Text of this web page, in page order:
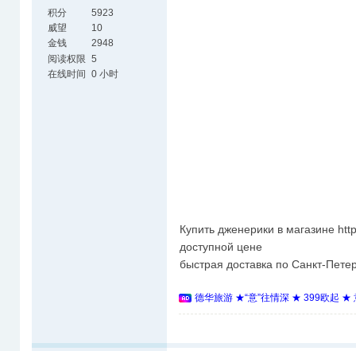
积分
5923
威望
10
金钱
2948
阅读权限 5
在线时间 0 小时
Купить дженерики в магазине
доступной цене
быстрая доставка по Санкт-
德华旅游 ★“意”往情深 ★ 399欧起 ★